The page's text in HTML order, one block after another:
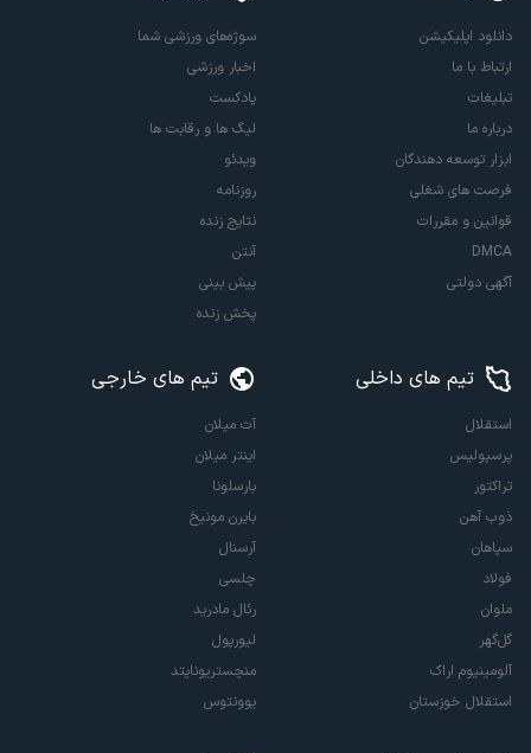
دانلود اپلیکیشن
ارتباط با ما
تبلیغات
درباره ما
ابزار توسعه دهندگان
فرصت های شغلی
قوانین و مقررات
DMCA
آگهی دولتی
سوژه‌های ورزشی شما
اخبار ورزشی
پادکست
لیگ ها و رقابت ها
ویدئو
روزنامه
نتایج زنده
آنتن
پیش بینی
پخش زنده
تیم های داخلی
استقلال
پرسپولیس
تراکتور
ذوب آهن
سپاهان
فولاد
ملوان
گل‌گهر
آلومینیوم اراک
استقلال خوزستان
تیم های خارجی
آث میلان
اینتر میلان
بارسلونا
بایرن مونیخ
آرسنال
چلسی
رئال مادرید
لیورپول
منچستریونایتد
یوونتوس